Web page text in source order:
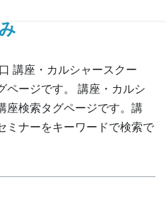
講座・カルシャースクー
ページです。 講座・カルシ
座検索タグページです。講
ミナーをキーワードで検索で